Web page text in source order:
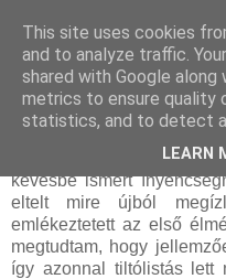
hétfő, szeptember 27,
Tiramisu
Kb. 25 évvel ezelőtt
kevésbé ismert
eltelt mire újból
emlékeztetett az első
megtudtam, hogy
így azonnal tiltólistás lett
This site uses cookies
and to analyze traffic.
shared with Google
metrics to ensure quality
statistics, and to detect
LEARN